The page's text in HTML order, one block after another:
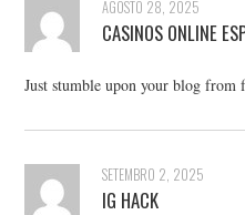
AGOSTO 28, 2025
CASINOS ONLINE
Just stumble upon your blog
SETEMBRO 2, 2025
IG HACK